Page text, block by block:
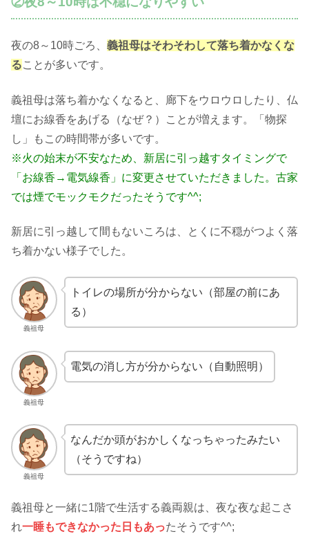
夜の8～10時ごろ、 義祖母はそわそわして落ち着かなくな
ることが多いです。
義祖母は落ち着かなくなると、廊下をウロウロしたり、仏
壇にお線香をあげる（なぜ？）ことが増えます。「物探
し」もこの時間帯が多いです。
※火の始末が不安なため、新居に引っ越すタイミングで
「お線香→電気線香」に変更させていただきました。古家
では煙でモックモクだったそうです^^;
新居に引っ越して間もないころは、とくに不穏がつよく落
ち着かない様子でした。
義祖母
トイレの場所が分からない（部屋の前にあ
る）
義祖母
電気の消し方が分からない（自動照明）
義祖母
なんだか頭がおかしくなっちゃったみたい
（そうですね）
義祖母と一緒に1階で生活する義両親は、夜な夜な起こさ
れ一睡もできなかった日もあったそうです^^;